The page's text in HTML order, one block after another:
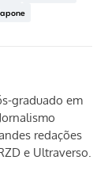
graduado em
redações
e Ultraverso.